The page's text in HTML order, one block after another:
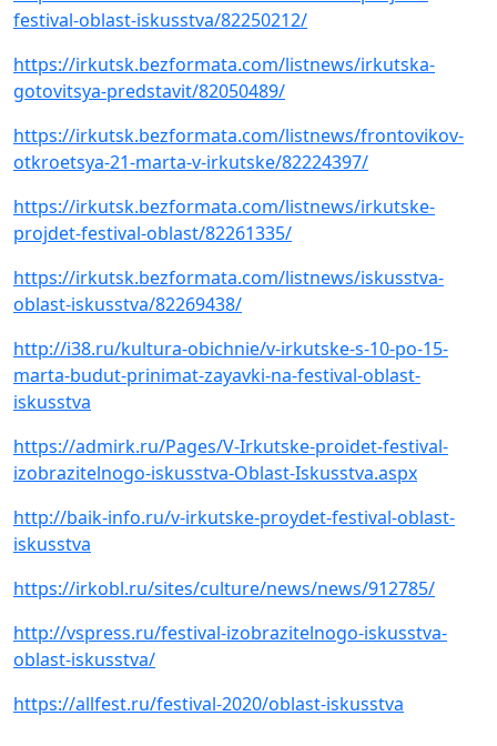
festival-oblast-iskusstva/82250212/
https://irkutsk.bezformata.com/listnews/irkutska-
gotovitsya-predstavit/82050489/
https://irkutsk.bezformata.com/listnews/frontovikov-
otkroetsya-21-marta-v-irkutske/82224397/
https://irkutsk.bezformata.com/listnews/irkutske-
projdet-festival-oblast/82261335/
https://irkutsk.bezformata.com/listnews/iskusstva-
oblast-iskusstva/82269438/
http://i38.ru/kultura-obichnie/v-irkutske-s-10-po-15-
marta-budut-prinimat-zayavki-na-festival-oblast-
iskusstva
https://admirk.ru/Pages/V-Irkutske-proidet-festival-
izobrazitelnogo-iskusstva-Oblast-Iskusstva.aspx
http://baik-info.ru/v-irkutske-proydet-festival-oblast-
iskusstva
https://irkobl.ru/sites/culture/news/news/912785/
http://vspress.ru/festival-izobrazitelnogo-iskusstva-
oblast-iskusstva/
https://allfest.ru/festival-2020/oblast-iskusstva